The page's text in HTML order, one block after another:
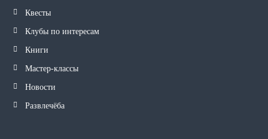
Квесты
Клубы по интересам
Книги
Мастер-классы
Новости
Развлечёба